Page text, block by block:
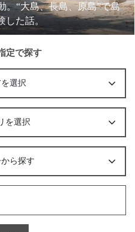
。“大島、長島、原島”で島
した話。
定で探す
選択
を選択
ら探す